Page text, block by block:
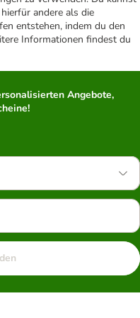
andere als die
entstehen, indem du den
Informationen findest du
Angebote,